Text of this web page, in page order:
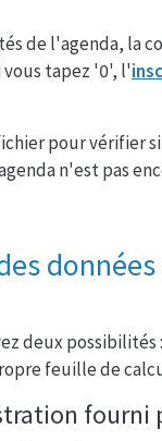
de l'agenda, la
tapez '0', l'
pour vérifier
n'est pas
deux
feuille de
fourni